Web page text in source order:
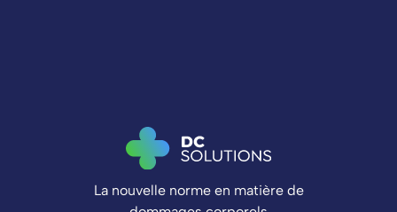
La nouvelle norme en matière de